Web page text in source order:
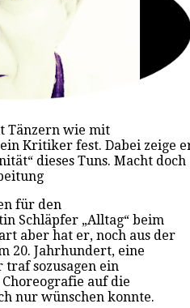
Tänzern wie mit
Kritiker fest. Dabei zeige
dieses Tuns. Macht doch
für den
Schläpfer „Alltag“ beim
aber hat er, noch aus der
20. Jahrhundert, eine
traf sozusagen ein
auf die
nur wünschen konnte.